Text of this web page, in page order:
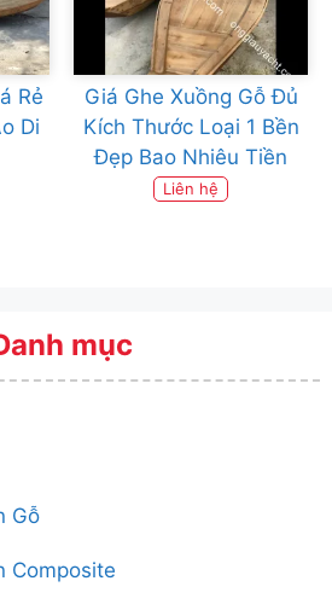
Rẻ
Di
Giá Ghe Xuồng Gỗ Đủ
Kích Thước Loại 1 Bền
Đẹp Bao Nhiêu Tiền
Liên hệ
mục
Gỗ
Composite